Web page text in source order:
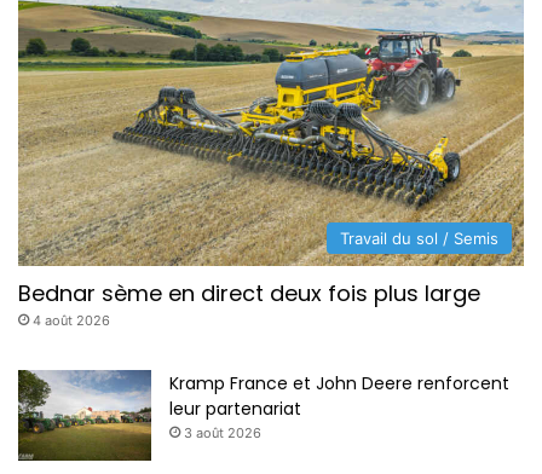
Travail du sol / Semis
Bednar sème en direct deux fois plus large
4 août 2026
Kramp France et John Deere renforcent
leur partenariat
3 août 2026